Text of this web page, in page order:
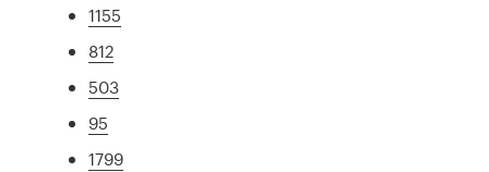
1155
812
503
95
1799